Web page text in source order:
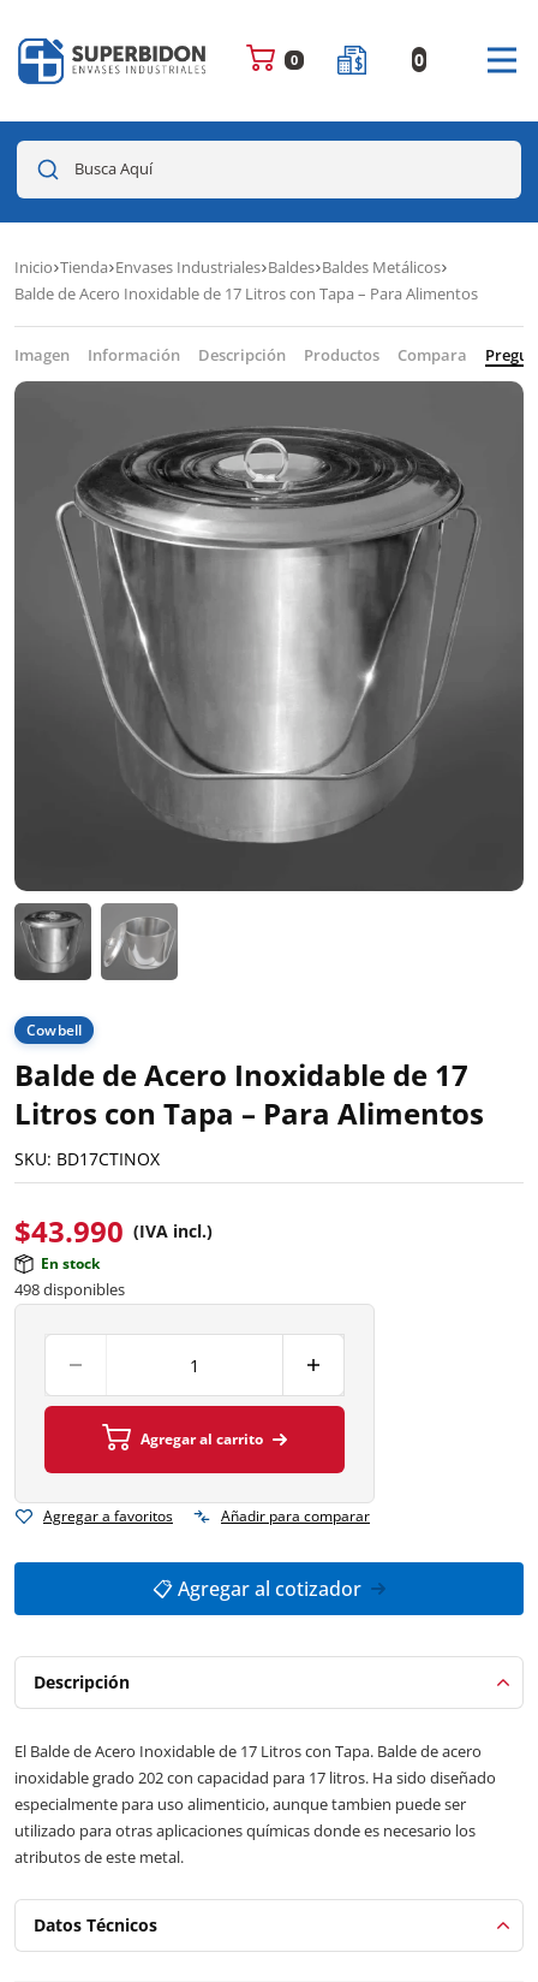
0 0
Busca Aquí
Inicio Tienda Envases Industriales Baldes Baldes Metálicos
Balde de Acero Inoxidable de 17 Litros con Tapa – Para Alimentos
Imagen Información Descripción Productos Compara
Cowbell
Balde de Acero Inoxidable de 17
Litros con Tapa – Para Alimentos
SKU: BD17CTINOX
$43.990 (IVA incl.)
En stock
498 disponibles
Agregar al carrito
Agregar a favoritos Añadir para comparar
📋 Agregar al cotizador
Descripción
El Balde de Acero Inoxidable de 17 Litros con Tapa. Balde de acero
inoxidable grado 202 con capacidad para 17 litros. Ha sido diseñado
especialmente para uso alimenticio, aunque tambien puede ser
utilizado para otras aplicaciones químicas donde es necesario los
atributos de este metal.
Datos Técnicos